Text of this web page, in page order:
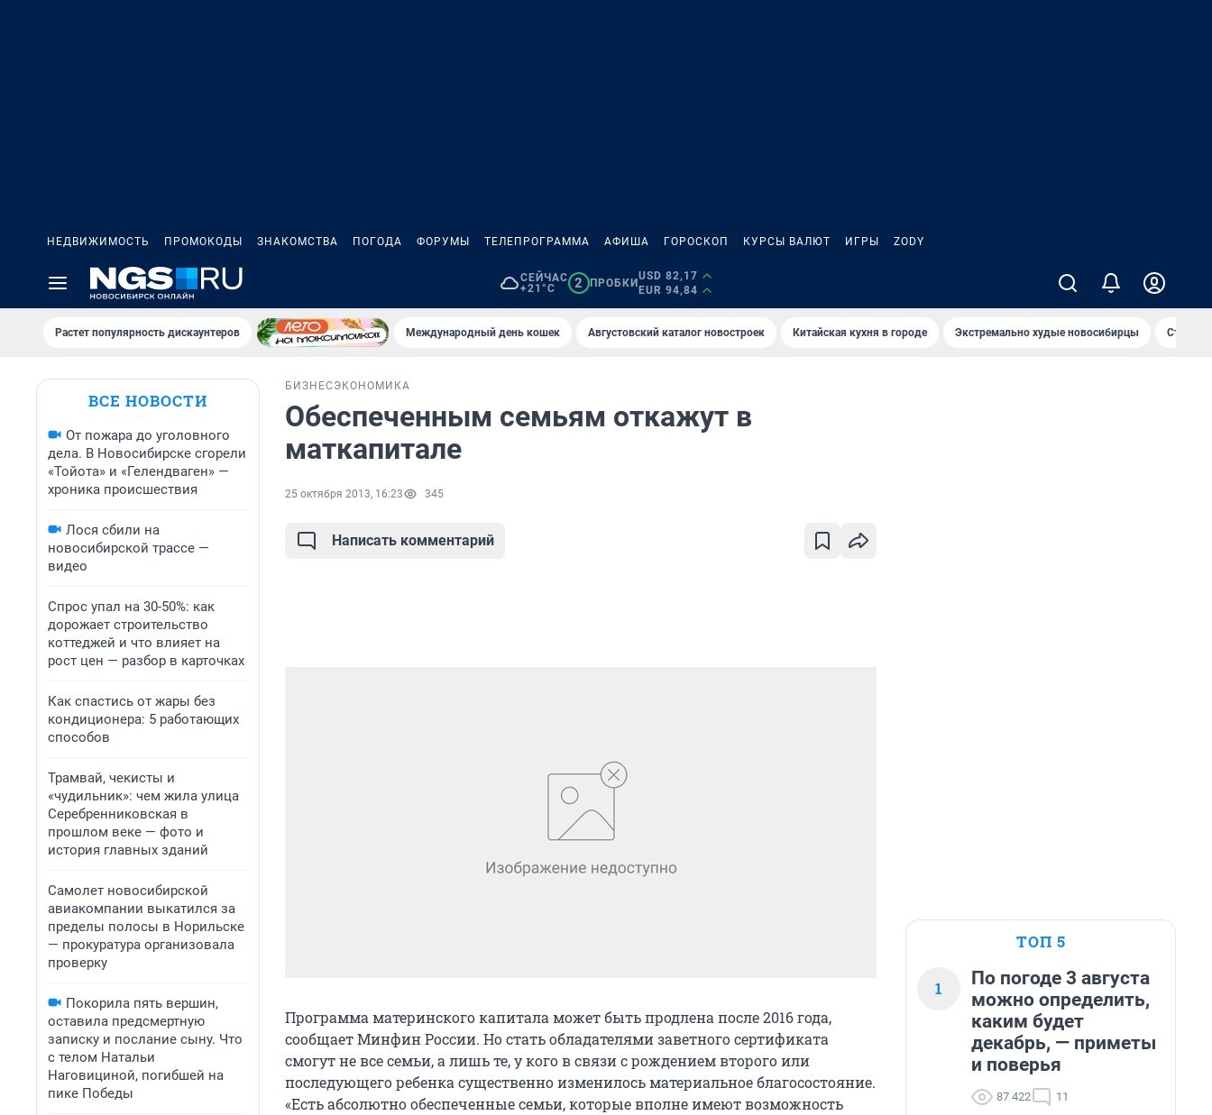
НЕДВИЖИМОСТЬ ПРОМОКОДЫ ЗНАКОМСТВА ПОГОДА ФОРУМЫ ТЕЛЕПРОГРАММА АФИША ГОРОСКОП КУРСЫ ВАЛЮТ ИГРЫ ZODY
СЕЙЧАС
+21°C
2 ПРОБКИ
USD 82,17
EUR 94,84
Растет популярность дискаунтеров Международный день кошек Августовский каталог новостроек Китайская кухня в городе Экстремально худые новосибирцы Старт
ВСЕ НОВОСТИ
От пожара до уголовного
дела. В Новосибирске сгорели
«Тойота» и «Гелендваген» —
хроника происшествия
Лося сбили на
новосибирской трассе —
видео
Спрос упал на 30-50%: как
дорожает строительство
коттеджей и что влияет на
рост цен — разбор в карточках
Как спастись от жары без
кондиционера: 5 работающих
способов
Трамвай, чекисты и
«чудильник»: чем жила улица
Серебренниковская в
прошлом веке — фото и
история главных зданий
Самолет новосибирской
авиакомпании выкатился за
пределы полосы в Норильске
— прокуратура организовала
проверку
Покорила пять вершин,
оставила предсмертную
записку и послание сыну. Что
с телом Натальи
Наговициной, погибшей на
пике Победы
БИЗНЕС ЭКОНОМИКА
Обеспеченным семьям откажут в
маткапитале
25 октября 2013, 16:23 345
Написать комментарий
Программа материнского капитала может быть продлена после 2016 года,
сообщает Минфин России. Но стать обладателями заветного сертификата
смогут не все семьи, а лишь те, у кого в связи с рождением второго или
последующего ребенка существенно изменилось материальное благосостояние.
«Есть абсолютно обеспеченные семьи, которые вполне имеют возможность
ТОП 5
1
По погоде 3 августа
можно определить,
каким будет
декабрь, — приметы
и поверья
87 422 11